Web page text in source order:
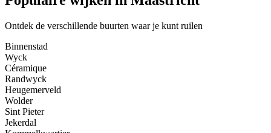
Ontdek de verschillende buurten waar je kunt ruilen
Binnenstad
Wyck
Céramique
Randwyck
Heugemerveld
Wolder
Sint Pieter
Jekerdal